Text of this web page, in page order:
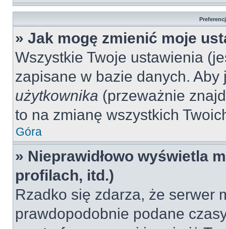
» Jak mogę zmienić moje
Wszystkie Twoje ustawienia
zapisane w bazie danych.
użytkownika (przeważnie
to na zmianę wszystkich
Góra
» Nieprawidłowo wyświetla
profilach, itd.)
Rzadko się zdarza, że serwer
prawdopodobnie podane